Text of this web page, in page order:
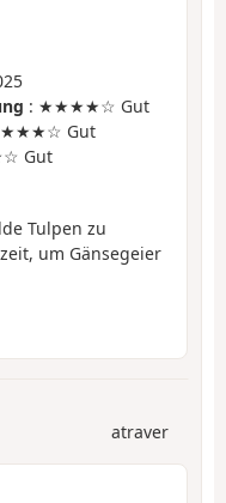
: ★★★★☆ Gut
Gut
Gut
Tulpen zu
um Gänsegeier
atraver